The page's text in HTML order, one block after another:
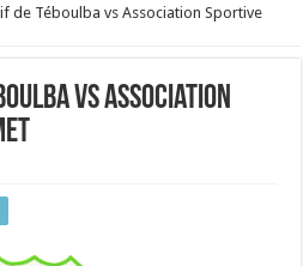
de Téboulba vs Association Sportive
vs Association